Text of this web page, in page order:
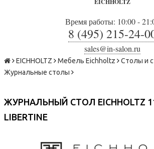
Время работы: 10:00 -
8 (495) 215-24-
sales@in-salon.ru
EICHHOLTZ Мебель Eichholtz
Столы и
Журнальные столы
ЖУРНАЛЬНЫЙ СТОЛ EICHHOLTZ
LIBERTINE